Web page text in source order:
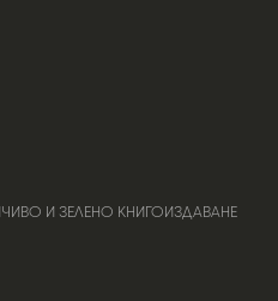
И ЗЕЛЕНО КНИГОИЗДАВАНЕ